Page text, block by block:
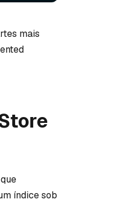
mais
índice sob